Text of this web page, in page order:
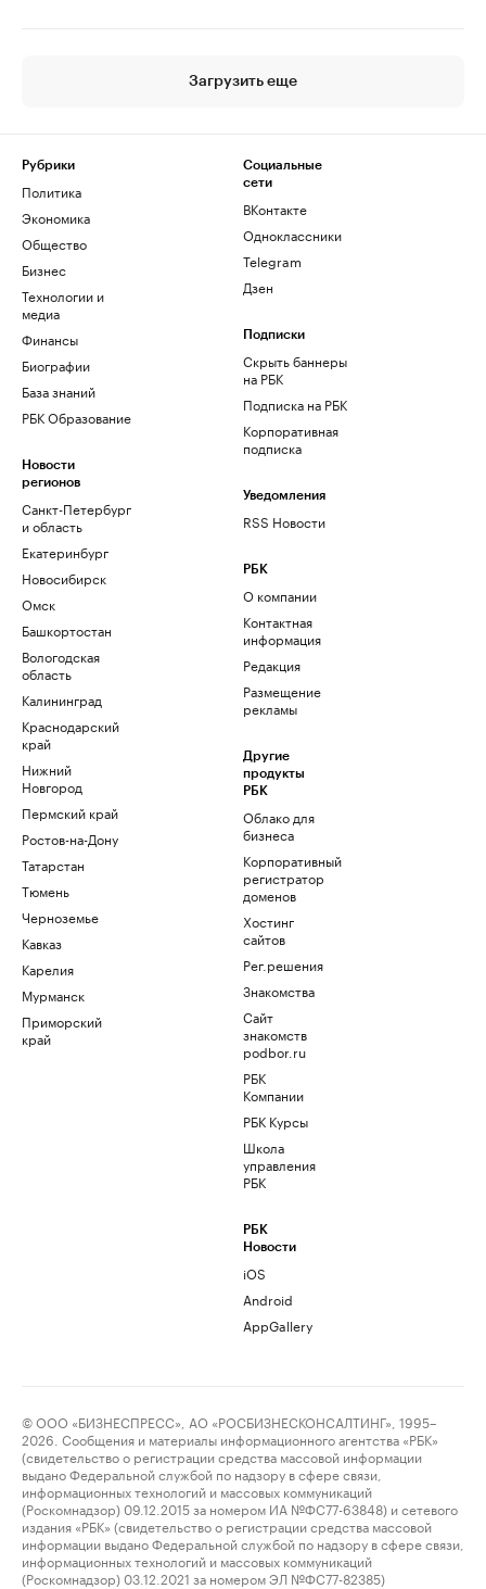
Загрузить еще
Рубрики
Политика
Экономика
Общество
Бизнес
Технологии и
медиа
Финансы
Биографии
База знаний
РБК Образование
Новости
регионов
Санкт-Петербург
и область
Екатеринбург
Новосибирск
Омск
Башкортостан
Вологодская
область
Калининград
Краснодарский
край
Нижний
Новгород
Пермский край
Ростов-на-Дону
Татарстан
Тюмень
Черноземье
Кавказ
Карелия
Мурманск
Приморский
край
Социальные
сети
ВКонтакте
Одноклассники
Telegram
Дзен
Подписки
Скрыть баннеры
на РБК
Подписка на РБК
Корпоративная
подписка
Уведомления
RSS Новости
РБК
О компании
Контактная
информация
Редакция
Размещение
рекламы
Другие
продукты
РБК
Облако для
бизнеса
Корпоративный
регистратор
доменов
Хостинг
сайтов
Рег.решения
Знакомства
Сайт
знакомств
podbor.ru
РБК
Компании
РБК Курсы
Школа
управления
РБК
РБК
Новости
iOS
Android
AppGallery
© ООО «БИЗНЕСПРЕСС», АО «РОСБИЗНЕСКОНСАЛТИНГ», 1995–
2026. Сообщения и материалы информационного агентства «РБК»
(свидетельство о регистрации средства массовой информации
выдано Федеральной службой по надзору в сфере связи,
информационных технологий и массовых коммуникаций
(Роскомнадзор) 09.12.2015 за номером ИА №ФС77-63848) и сетевого
издания «РБК» (свидетельство о регистрации средства массовой
информации выдано Федеральной службой по надзору в сфере связи,
информационных технологий и массовых коммуникаций
(Роскомнадзор) 03.12.2021 за номером ЭЛ №ФС77-82385)